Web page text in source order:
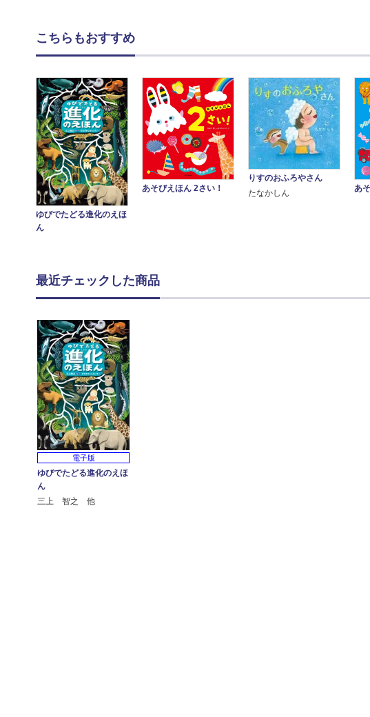
こちらもおすすめ
ゆびでたどる進化のえほ
ん
あそびえほん 2さい！
りすのおふろやさん
たなかしん
あ
最近チェックした商品
電子版
ゆびでたどる進化のえほ
ん
三上 智之 他